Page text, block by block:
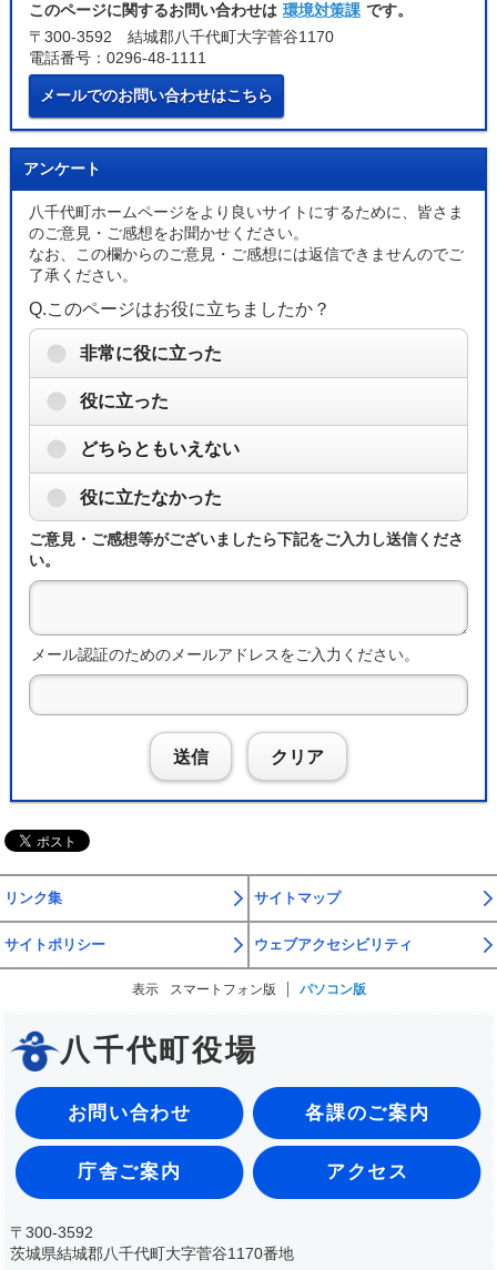
このページに関するお問い合わせは 環境対策課 です。
〒300-3592 結城郡八千代町大字菅谷1170
電話番号：0296-48-1111
メールでのお問い合わせはこちら
アンケート
八千代町ホームページをより良いサイトにするために、皆さま
のご意見・ご感想をお聞かせください。
なお、この欄からのご意見・ご感想には返信できませんのでご
了承ください。
Q.このページはお役に立ちましたか？
非常に役に立った
役に立った
どちらともいえない
役に立たなかった
ご意見・ご感想等がございましたら下記をご入力し送信くださ
い。
メール認証のためのメールアドレスをご入力ください。
送信 クリア
リンク集 サイトマップ
サイトポリシー ウェブアクセシビリティ
表示 スマートフォン版 パソコン版
八千代町役場
お問い合わせ 各課のご案内
庁舎ご案内 アクセス
〒300-3592
茨城県結城郡八千代町大字菅谷1170番地